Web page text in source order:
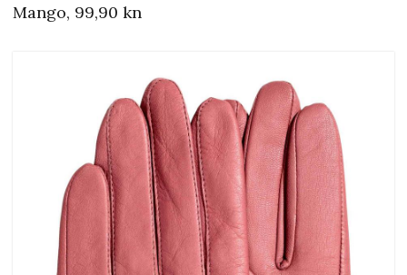
Mango, 99,90 kn